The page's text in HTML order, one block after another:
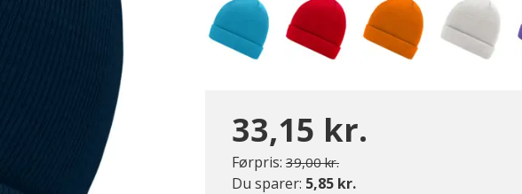
valgte
33,15 kr.
Førpris: Pris nedsat fra
39,00 kr.til
Du sparer: 5,85 kr.